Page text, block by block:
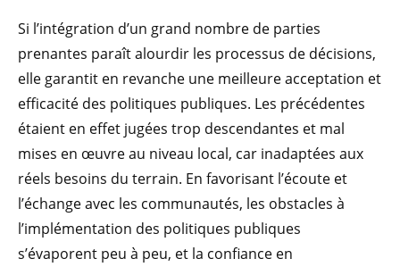
Si l’intégration d’un grand nombre de parties
prenantes paraît alourdir les processus de décisions,
elle garantit en revanche une meilleure acceptation et
efficacité des politiques publiques. Les précédentes
étaient en effet jugées trop descendantes et mal
mises en œuvre au niveau local, car inadaptées aux
réels besoins du terrain. En favorisant l’écoute et
l’échange avec les communautés, les obstacles à
l’implémentation des politiques publiques
s’évaporent peu à peu, et la confiance en